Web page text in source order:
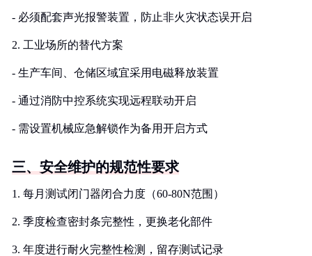
- 必须配套声光报警装置，防止非火灾状态误开启
2. 工业场所的替代方案
- 生产车间、仓储区域宜采用电磁释放装置
- 通过消防中控系统实现远程联动开启
- 需设置机械应急解锁作为备用开启方式
三、安全维护的规范性要求
1. 每月测试闭门器闭合力度（60-80N范围）
2. 季度检查密封条完整性，更换老化部件
3. 年度进行耐火完整性检测，留存测试记录